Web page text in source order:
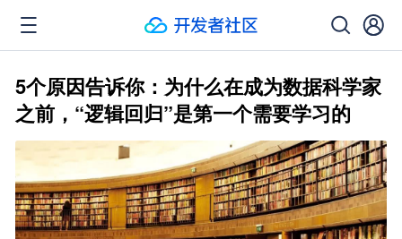
5个原因告诉你：为什么在成为数据科学家
之前，“逻辑回归”是第一个需要学习的